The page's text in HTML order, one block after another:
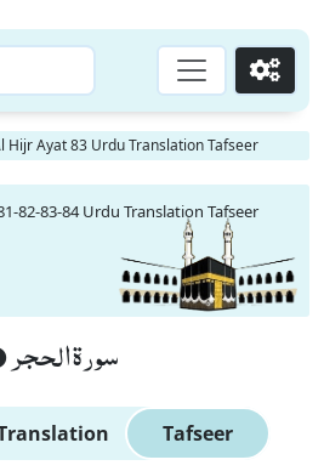
Go
Hijr Ayat 83 Urdu Translation Tafseer
82-83-84 Urdu Translation Tafseer
سورة الحجر
Tafseer